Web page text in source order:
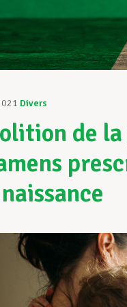
Divers
de